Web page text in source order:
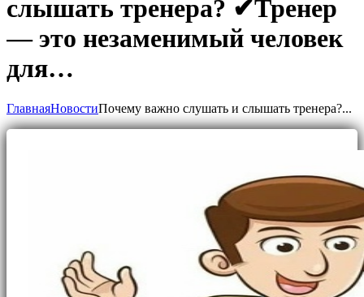
слышать тренера? ✔Тренер
— это незаменимый человек
для…
ГлавнаяНовостиПочему важно слушать и слышать тренера?...